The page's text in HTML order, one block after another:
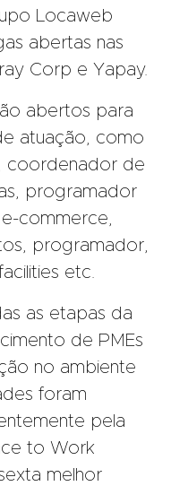
Locaweb
abertas nas
Corp e Yapay.
abertos para
atuação, como
coordenador de
programador
commerce,
programador,
etc.
as etapas da
de PMEs
no ambiente
foram
pela
to Work
melhor